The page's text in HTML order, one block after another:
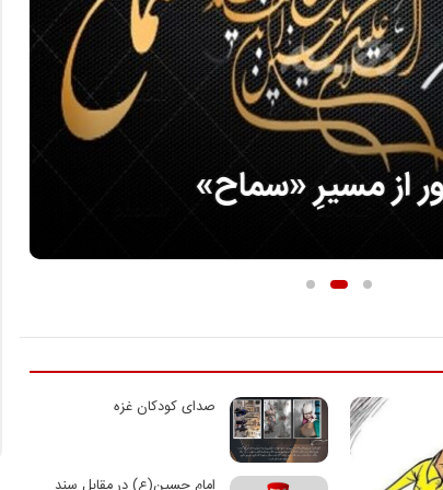
از مسیرِ «سماح»
صدای کودکان غزه